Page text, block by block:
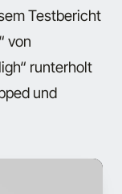
Testbericht
von
runterholt
und